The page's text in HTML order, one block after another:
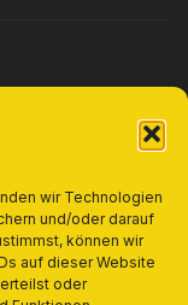
wir Technologien
und/oder darauf
können wir
auf dieser Website
oder